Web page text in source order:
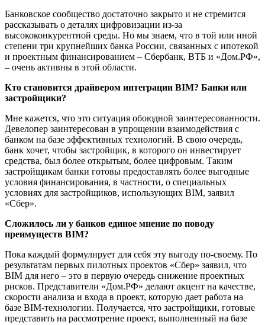
Банковское сообщество достаточно закрыто и не стремится
рассказывать о деталях цифровизации из-за
высококонкурентной среды. Но мы знаем, что в той или иной
степени три крупнейших банка России, связанных с ипотекой
и проектным финансированием – Сбербанк, ВТБ и «Дом.РФ»,
– очень активны в этой области.
Кто становится драйвером интеграции BIM? Банки или
застройщики?
Мне кажется, что это ситуация обоюдной заинтересованности.
Девелопер заинтересован в упрощении взаимодействия с
банком на базе эффективных технологий. В свою очередь,
банк хочет, чтобы застройщик, в которого он инвестирует
средства, был более открытым, более цифровым. Таким
застройщикам банки готовы предоставлять более выгодные
условия финансирования, в частности, о специальных
условиях для застройщиков, использующих BIM, заявил
«Сбер».
Сложилось ли у банков единое мнение по поводу
преимуществ BIM?
Пока каждый формулирует для себя эту выгоду по-своему. По
результатам первых пилотных проектов «Сбер» заявил, что
BIM для него – это в первую очередь снижение проектных
рисков. Представители «Дом.РФ» делают акцент на качестве,
скорости анализа и входа в проект, которую дает работа на
базе BIM-технологии. Получается, что застройщики, готовые
представить на рассмотрение проект, выполненный на базе